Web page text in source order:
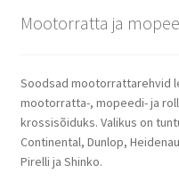
Mootorratta ja
Soodsad mootorrattarehvid
mootorratta-, mopeedi- ja
krossisõiduks. Valikus on
Continental, Dunlop,
Pirelli ja Shinko.